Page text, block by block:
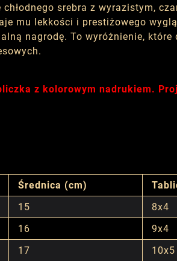
srebra z wyrazistym,
mu lekkości i prestiżowego
nagrodę. To wyróżnienie,
z kolorowym nadrukiem.
Średnica (cm)
15
8x4
16
9x4
17 10x5